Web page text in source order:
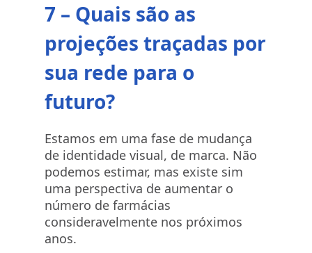
7 – Quais são as
projeções traçadas por
sua rede para o
futuro?
Estamos em uma fase de mudança
de identidade visual, de marca. Não
podemos estimar, mas existe sim
uma perspectiva de aumentar o
número de farmácias
consideravelmente nos próximos
anos.